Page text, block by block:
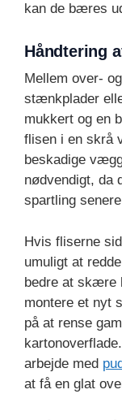
kan de bæres
Håndtering
Mellem over-
stænkplader
mukkert og en
flisen i en skrå
beskadige
nødvendigt, da
spartling
Hvis fliserne
umuligt at
bedre at skære
montere et nyt
på at rense
arbejde med
at få en glat